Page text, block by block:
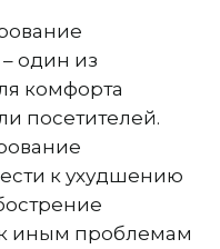
один из
комфорта
посетителей.
к ухудшению
иным проблемам